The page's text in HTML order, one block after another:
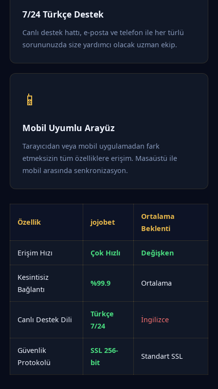
7/24 Türkçe Destek
Canlı destek hattı, e-posta ve telefon ile her türlü
sorununuzda size yardımcı olacak uzman ekip.
📱
Mobil Uyumlu Arayüz
Tarayıcıdan veya mobil uygulamadan fark
etmeksizin tüm özelliklere erişim. Masaüstü ile
mobil arasında senkronizasyon.
Özellik jojobet
Ortalama
Beklenti
Erişim Hızı Çok Hızlı Değişken
Kesintisiz
Bağlantı
%99.9 Ortalama
Canlı Destek Dili
Türkçe
7/24
İngilizce
Güvenlik
Protokolü
SSL 256-
bit
Standart SSL